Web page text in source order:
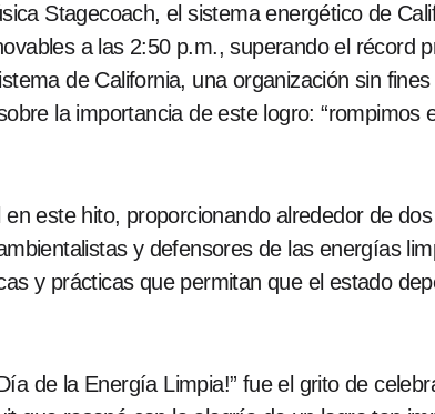
Stagecoach, el sistema energético de
a las 2:50 p.m., superando el récord
de California, una organización sin
la importancia de este logro: “rompimos
este hito, proporcionando alrededor de
y defensores de las energías
y prácticas que permitan que el estado
de la Energía Limpia!” fue el grito de